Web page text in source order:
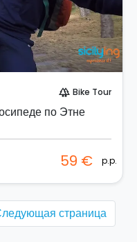
forest Bike Tour
по Этне
59 € p.p.
страница